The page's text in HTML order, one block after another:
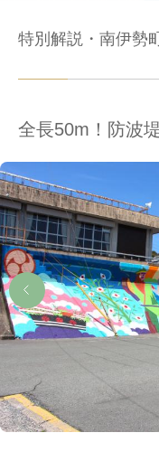
特別解説・南伊勢
全長50m！防波